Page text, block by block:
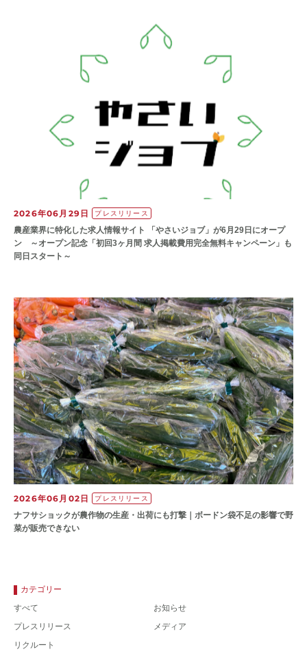
2026年06月29日 プレスリリース
農産業界に特化した求人情報サイト 「やさいジョブ」が6月29日にオープ
ン ～オープン記念「初回3ヶ月間 求人掲載費用完全無料キャンペーン」も
同日スタート～
2026年06月02日 プレスリリース
ナフサショックが農作物の⽣産・出荷にも打撃｜ボードン袋不⾜の影響で野
菜が販売できない
カテゴリー
すべて
お知らせ
プレスリリース
メディア
リクルート